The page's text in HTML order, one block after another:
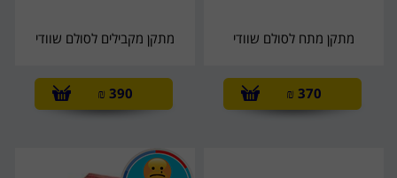
מתקן מתח לסולם שוודי
370
₪
מתקן מקבילים לסולם שוודי
390
₪